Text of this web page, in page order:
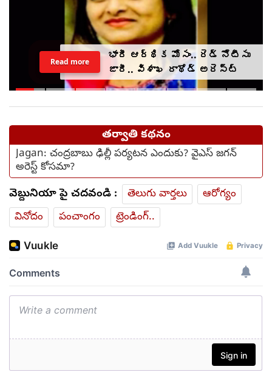
భారీ ఆర్థిక మోసం.. రెడ్ నోటీసు
జారీ.. విశాఖ రాథోడ్‌‌ అరెస్ట్
Read more
తర్వాతి కథనం
Jagan: చంద్రబాబు ఢిల్లీ పర్యటన ఎందుకు? వైఎస్ జగన్
అరెస్ట్ కోసమా?
వెబ్దునియా పై చదవండి : తెలుగు వార్తలు
ఆరోగ్యం
వినోదం
పంచాంగం ట్రెండింగ్..